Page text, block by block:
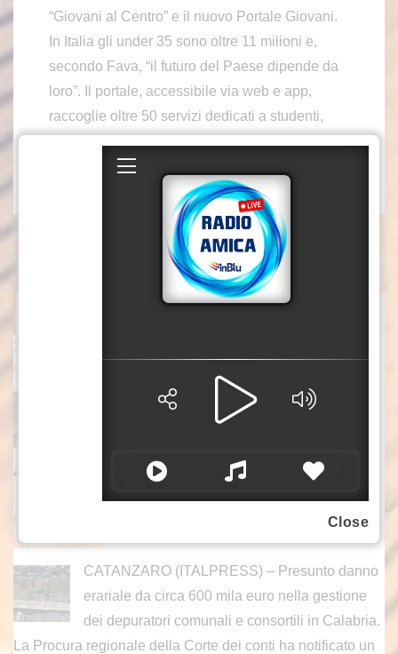
“Giovani al Centro” e il nuovo Portale Giovani.
In Italia gli under 35 sono oltre 11 milioni e,
secondo Fava, “il futuro del Paese dipende da
loro”. Il portale, accessibile via web e app,
raccoglie oltre 50 servizi dedicati a studenti,
Scoperto danno erariale da 600 mila euro nella gestione dei dep
uratori comunali e consortili in Calabria
L'indagine della Guardia di Finanza di
Catanzaro ha svelato un sistema ideato da un
appalti offrendo ribassi d'asta superiori al 50%.
[...]
Corte dei Conti scopre danno erariale da 600 mila euro su depur
atori in Calabria
CATANZARO (ITALPRESS) – Presunto danno
erariale da circa 600 mila euro nella gestione
dei depuratori comunali e consortili in Calabria.
La Procura regionale della Corte dei conti ha notificato un
Close